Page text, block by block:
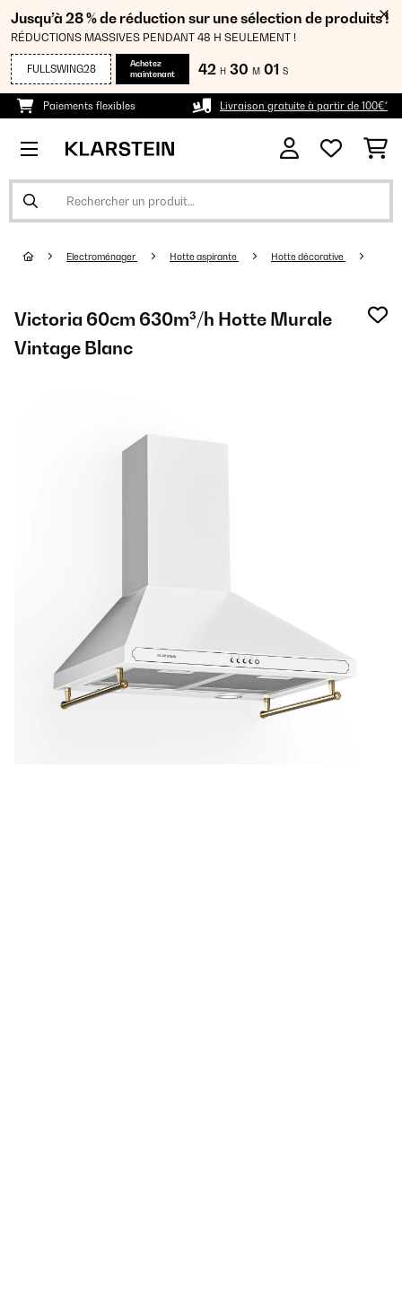
Jusqu’à 28 % de réduction sur une sélection de produits !
RÉDUCTIONS MASSIVES PENDANT 48 H SEULEMENT !
FULLSWING28
Achetez
maintenant
42 H 30 M 00 S
Paiements flexibles Livraison gratuite à partir de 100€*
Electroménager Hotte aspirante Hotte décorative
Victoria 60cm 630m³/h Hotte Murale
Vintage Blanc